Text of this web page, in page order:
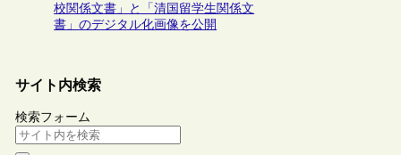
校関係文書」と「清国留学生関係文
書」のデジタル化画像を公開
サイト内検索
検索フォーム